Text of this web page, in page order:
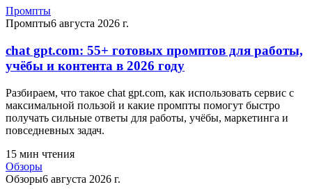
Промпты
Промпты6 августа 2026 г.
chat gpt.com: 55+ готовых промптов для работы,
учёбы и контента в 2026 году
Разбираем, что такое chat gpt.com, как использовать сервис с
максимальной пользой и какие промпты помогут быстро
получать сильные ответы для работы, учёбы, маркетинга и
повседневных задач.
15 мин чтения
Обзоры
Обзоры6 августа 2026 г.